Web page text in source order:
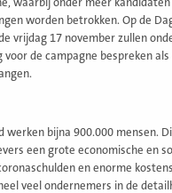
worden betrokken. Op de
vrijdag 17 november zullen
voor de campagne bespreken
werken bijna 900.000 mensen.
een grote economische en
en enorme
veel ondernemers in de